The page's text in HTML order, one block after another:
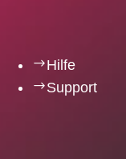
$Hilfe
$Support